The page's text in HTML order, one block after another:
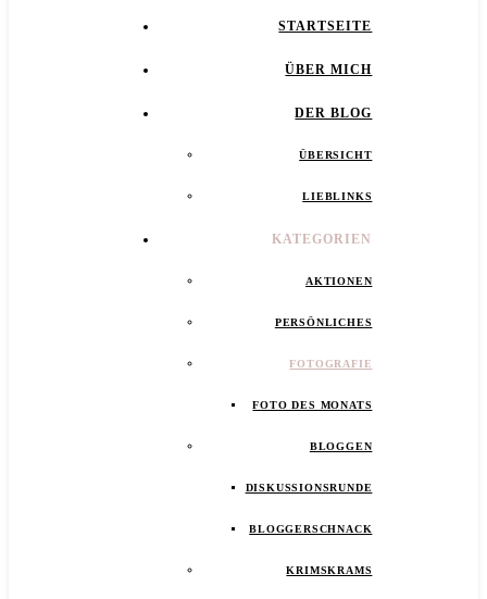
STARTSEITE
ÜBER MICH
DER BLOG
ÜBERSICHT
LIEBLINKS
KATEGORIEN
AKTIONEN
PERSÖNLICHES
FOTOGRAFIE
FOTO DES MONATS
BLOGGEN
DISKUSSIONSRUNDE
BLOGGERSCHNACK
KRIMSKRAMS